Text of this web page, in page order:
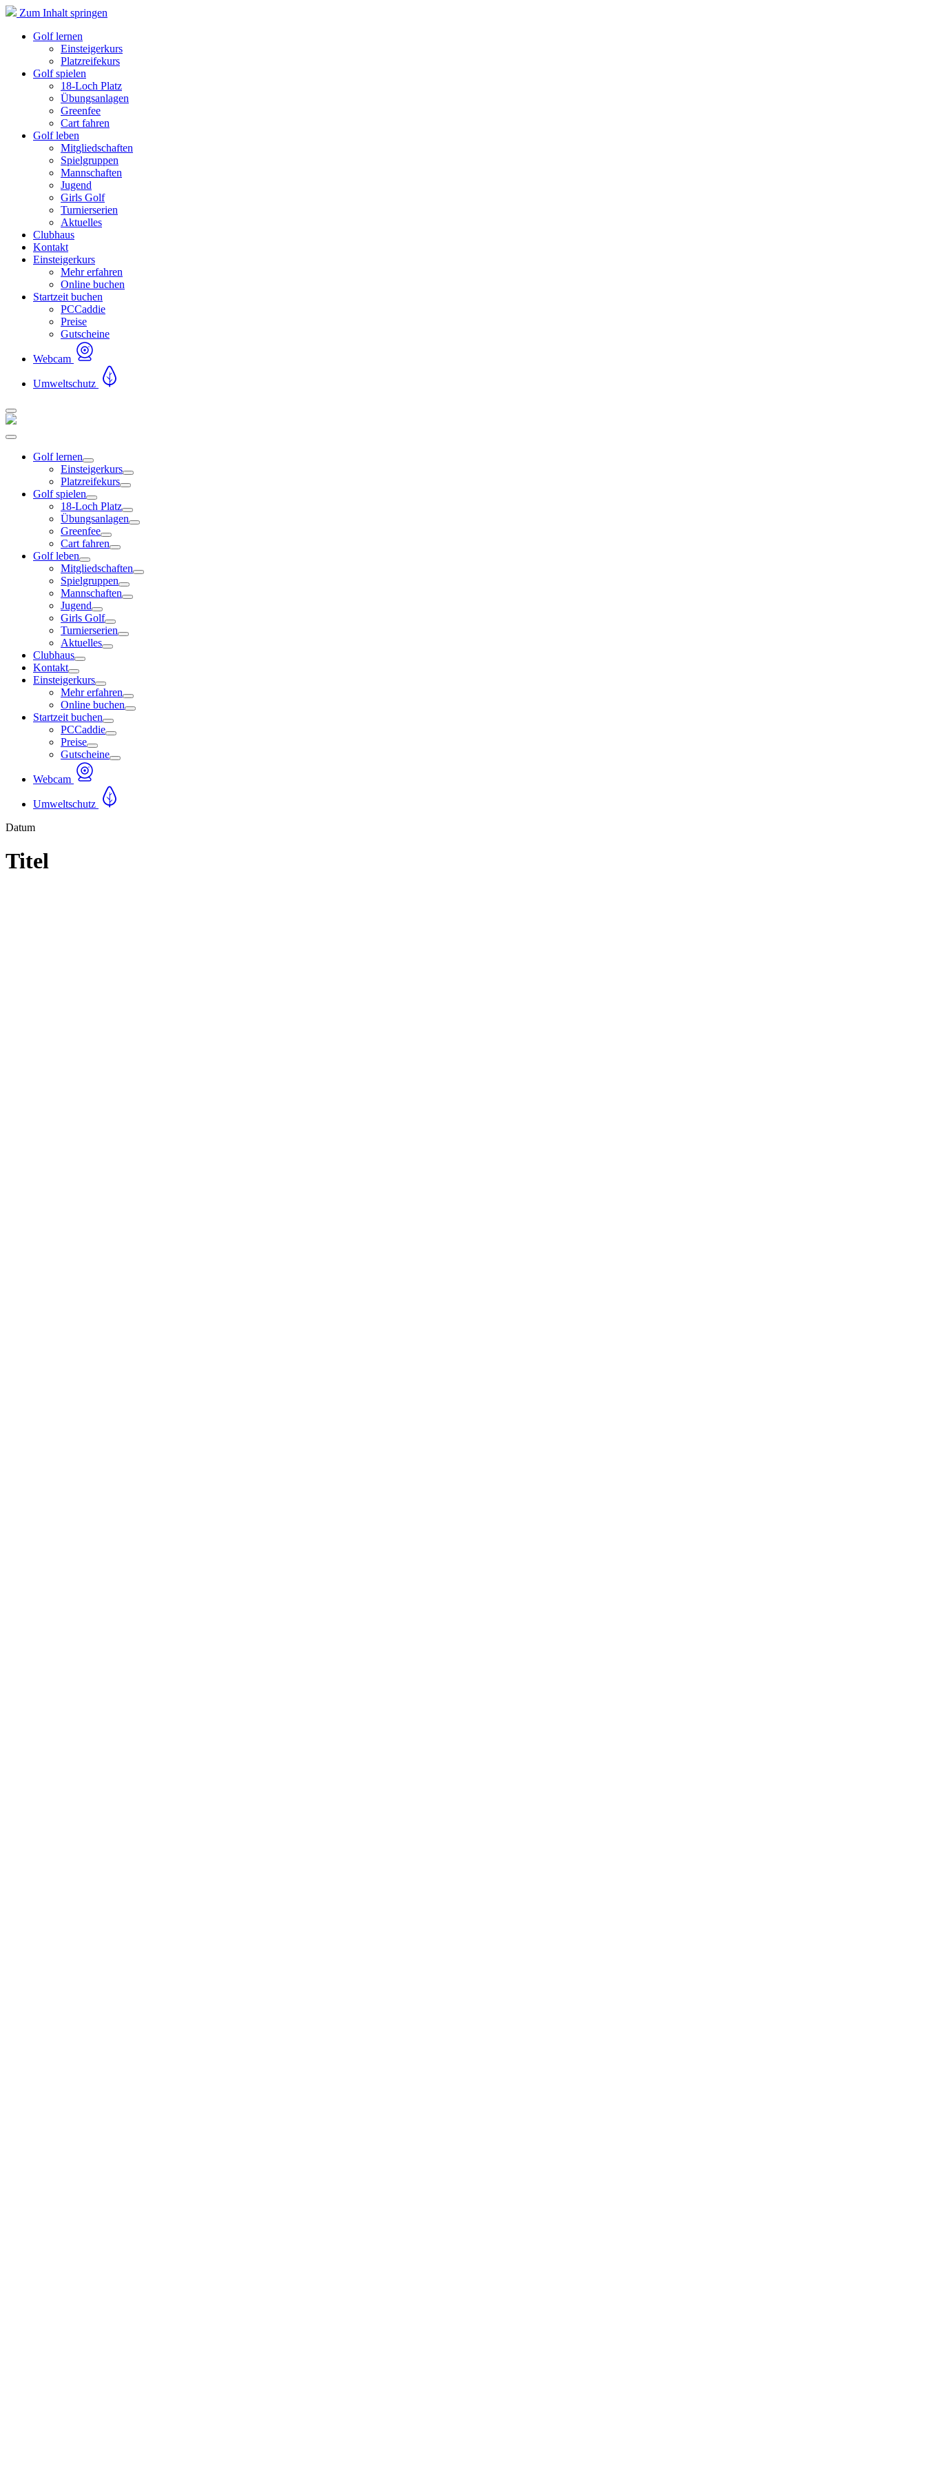
Zum Inhalt springen
Golf lernen
Einsteigerkurs
Platzreifekurs
Golf spielen
18-Loch Platz
Übungsanlagen
Greenfee
Cart fahren
Golf leben
Mitgliedschaften
Spielgruppen
Mannschaften
Jugend
Girls Golf
Turnierserien
Aktuelles
Clubhaus
Kontakt
Einsteigerkurs
Mehr erfahren
Online buchen
Startzeit buchen
PCCaddie
Preise
Gutscheine
Webcam
Umweltschutz
Golf lernen
Einsteigerkurs
Platzreifekurs
Golf spielen
18-Loch Platz
Übungsanlagen
Greenfee
Cart fahren
Golf leben
Mitgliedschaften
Spielgruppen
Mannschaften
Jugend
Girls Golf
Turnierserien
Aktuelles
Clubhaus
Kontakt
Einsteigerkurs
Mehr erfahren
Online buchen
Startzeit buchen
PCCaddie
Preise
Gutscheine
Webcam
Umweltschutz
Datum
Titel